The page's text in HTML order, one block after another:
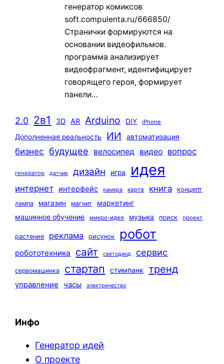
генератор комиксов
soft.compulenta.ru/666850/
Странички формируются на
основании видеофильмов.
программа анализирует
видеофрагмент, идентифицирует
говорящего героя, формирует
панели…
2.0 2в1 3D AR Arduino DIY iPhone
Дополненная реальность ИИ автоматизация
бизнес будущее велосипед видео вопрос
генератор датчик дизайн игра идея
интернет интерфейс камера карта книга
концепт
лампа
магазин магнит
маркетинг
машинное обучение
микро-идея музыка поиск проект
растение реклама рисунок робот
робототехника сайт светодиод сервис
сервомашинка стартап стимпанк тренд
управление часы электричество
Инфо
Генератор идей
О проекте